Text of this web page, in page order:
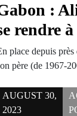
:
rendre
place depuis près
père (de 1967-
AUGUST 30,
2023